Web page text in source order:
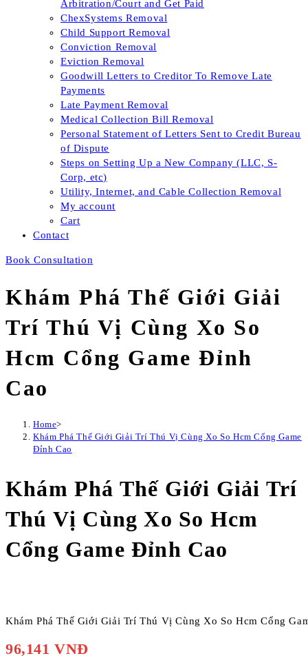
Arbitration/Court and Get Paid
ChexSystems Removal
Child Support Removal
Conviction Removal
Eviction Removal
Goodwill Letters to Creditor To Remove Late
Payments
Late Payment Removal
Medical Collection Bill Removal
Personal Statement of Letters Sent to Credit Bureau
of Dispute
Steps on Setting Up a New Company (LLC, S-
Corp, etc)
Utility, Internet, and Cable Collection Removal
My account
Cart
Contact
Book Consultation
Khám Phá Thế Giới Giải
Trí Thú Vị Cùng Xo So
Hcm Cổng Game Đỉnh
Cao
Home>
Khám Phá Thế Giới Giải Trí Thú Vị Cùng Xo So Hcm Cổng Game
Đỉnh Cao
Khám Phá Thế Giới Giải Trí
Thú Vị Cùng Xo So Hcm
Cổng Game Đỉnh Cao
Khám Phá Thế Giới Giải Trí Thú Vị Cùng Xo So Hcm Cổng
96,141 VNĐ